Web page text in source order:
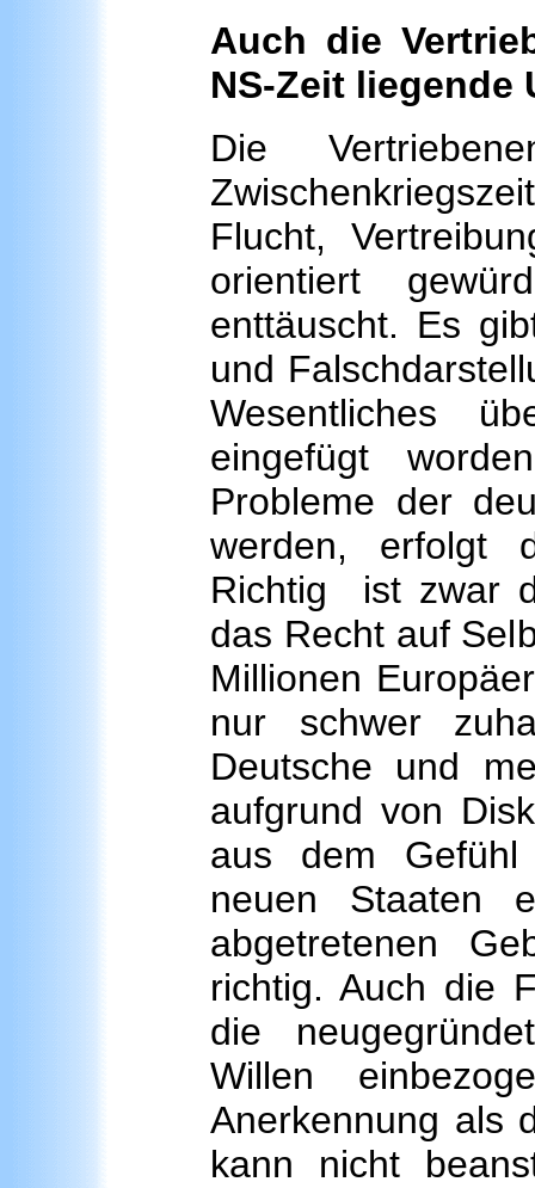
Auch die
NS-Zeit liegende
Die
Flucht,
orientiert
enttäuscht. Es
und
Wesentliches
eingefügt
Probleme der
werden, erfolgt
Richtig ist zwar
das Recht auf
Millionen
nur schwer
Deutsche und
aufgrund von
aus dem Gefühl
neuen Staaten
abgetretenen
richtig. Auch die
die
Willen
Anerkennung als
kann nicht